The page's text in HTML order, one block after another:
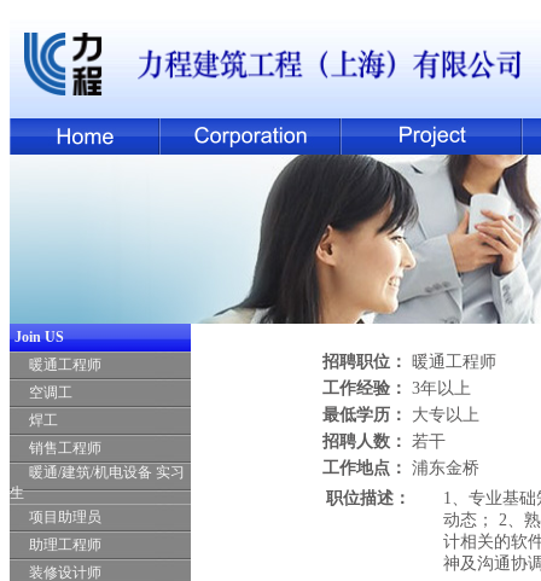
Join US
暖通工程师
空调工
焊工
销售工程师
暖通/建筑/机电设备 实习
生
项目助理员
助理工程师
装修设计师
招聘职位： 暖通工程师
工作经验： 3年以上
最低学历： 大专以上
招聘人数： 若干
工作地点： 浦东金桥
职位描述：
1、专业基
动态； 2、
计相关的软
神及沟通协